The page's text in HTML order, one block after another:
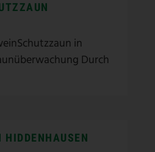
in
Durch
HIDDENHAUSEN